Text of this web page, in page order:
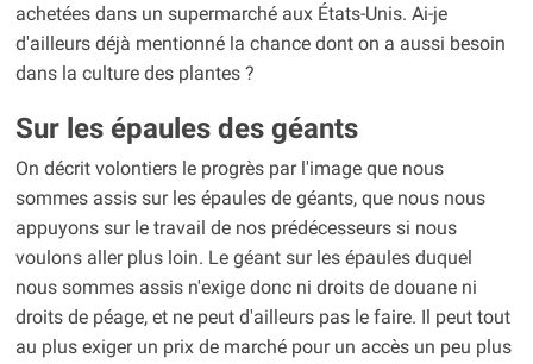
achetées dans un supermarché aux États-Unis. Ai-je
d'ailleurs déjà mentionné la chance dont on a aussi besoin
dans la culture des plantes ?
Sur les épaules des géants
On décrit volontiers le progrès par l'image que nous
sommes assis sur les épaules de géants, que nous nous
appuyons sur le travail de nos prédécesseurs si nous
voulons aller plus loin. Le géant sur les épaules duquel
nous sommes assis n'exige donc ni droits de douane ni
droits de péage, et ne peut d'ailleurs pas le faire. Il peut tout
au plus exiger un prix de marché pour un accès un peu plus